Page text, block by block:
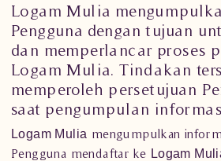
Logam Mulia
Pengguna dengan tujuan
dan memperlancar proses
Logam Mulia. Tindakan
memperoleh persetujuan
saat pengumpulan
Logam Mulia mengumpulkan
Pengguna mendaftar ke Logam